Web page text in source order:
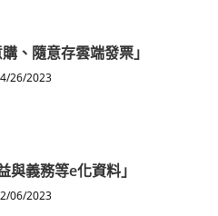
、隨意存雲端發票」
26/2023
與義務等e化資料」
06/2023